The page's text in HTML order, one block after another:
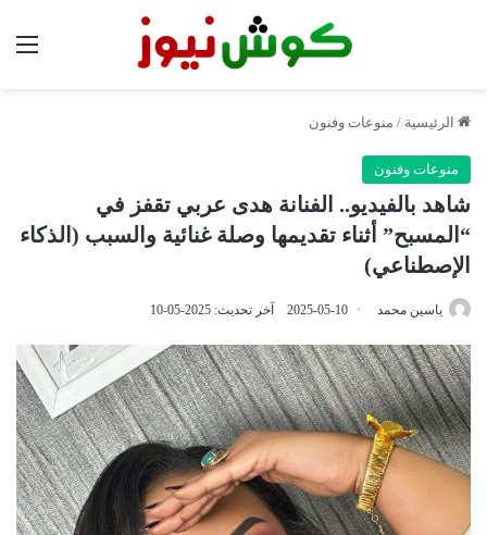
الرئيسية / منوعات وفنون
منوعات وفنون
شاهد بالفيديو.. الفنانة هدى عربي تقفز في
“المسبح” أثناء تقديمها وصلة غنائية والسبب (الذكاء
الإصطناعي)
ياسين محمد 2025-05-10 آخر تحديث: 2025-05-10